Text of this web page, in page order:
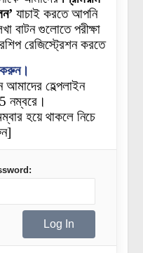
যাচাই করতে আপনি
বাটন গুলোতে পরীক্ষা
রেজিস্ট্রেশন করতে
হেল্পলাইন
নম্বরে।
হয়ে থাকলে নিচে